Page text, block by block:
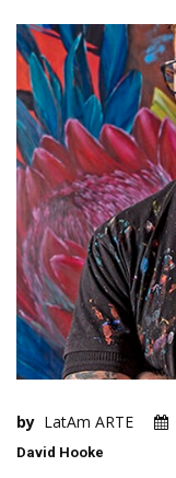
by LatAm ARTE
David Hooke